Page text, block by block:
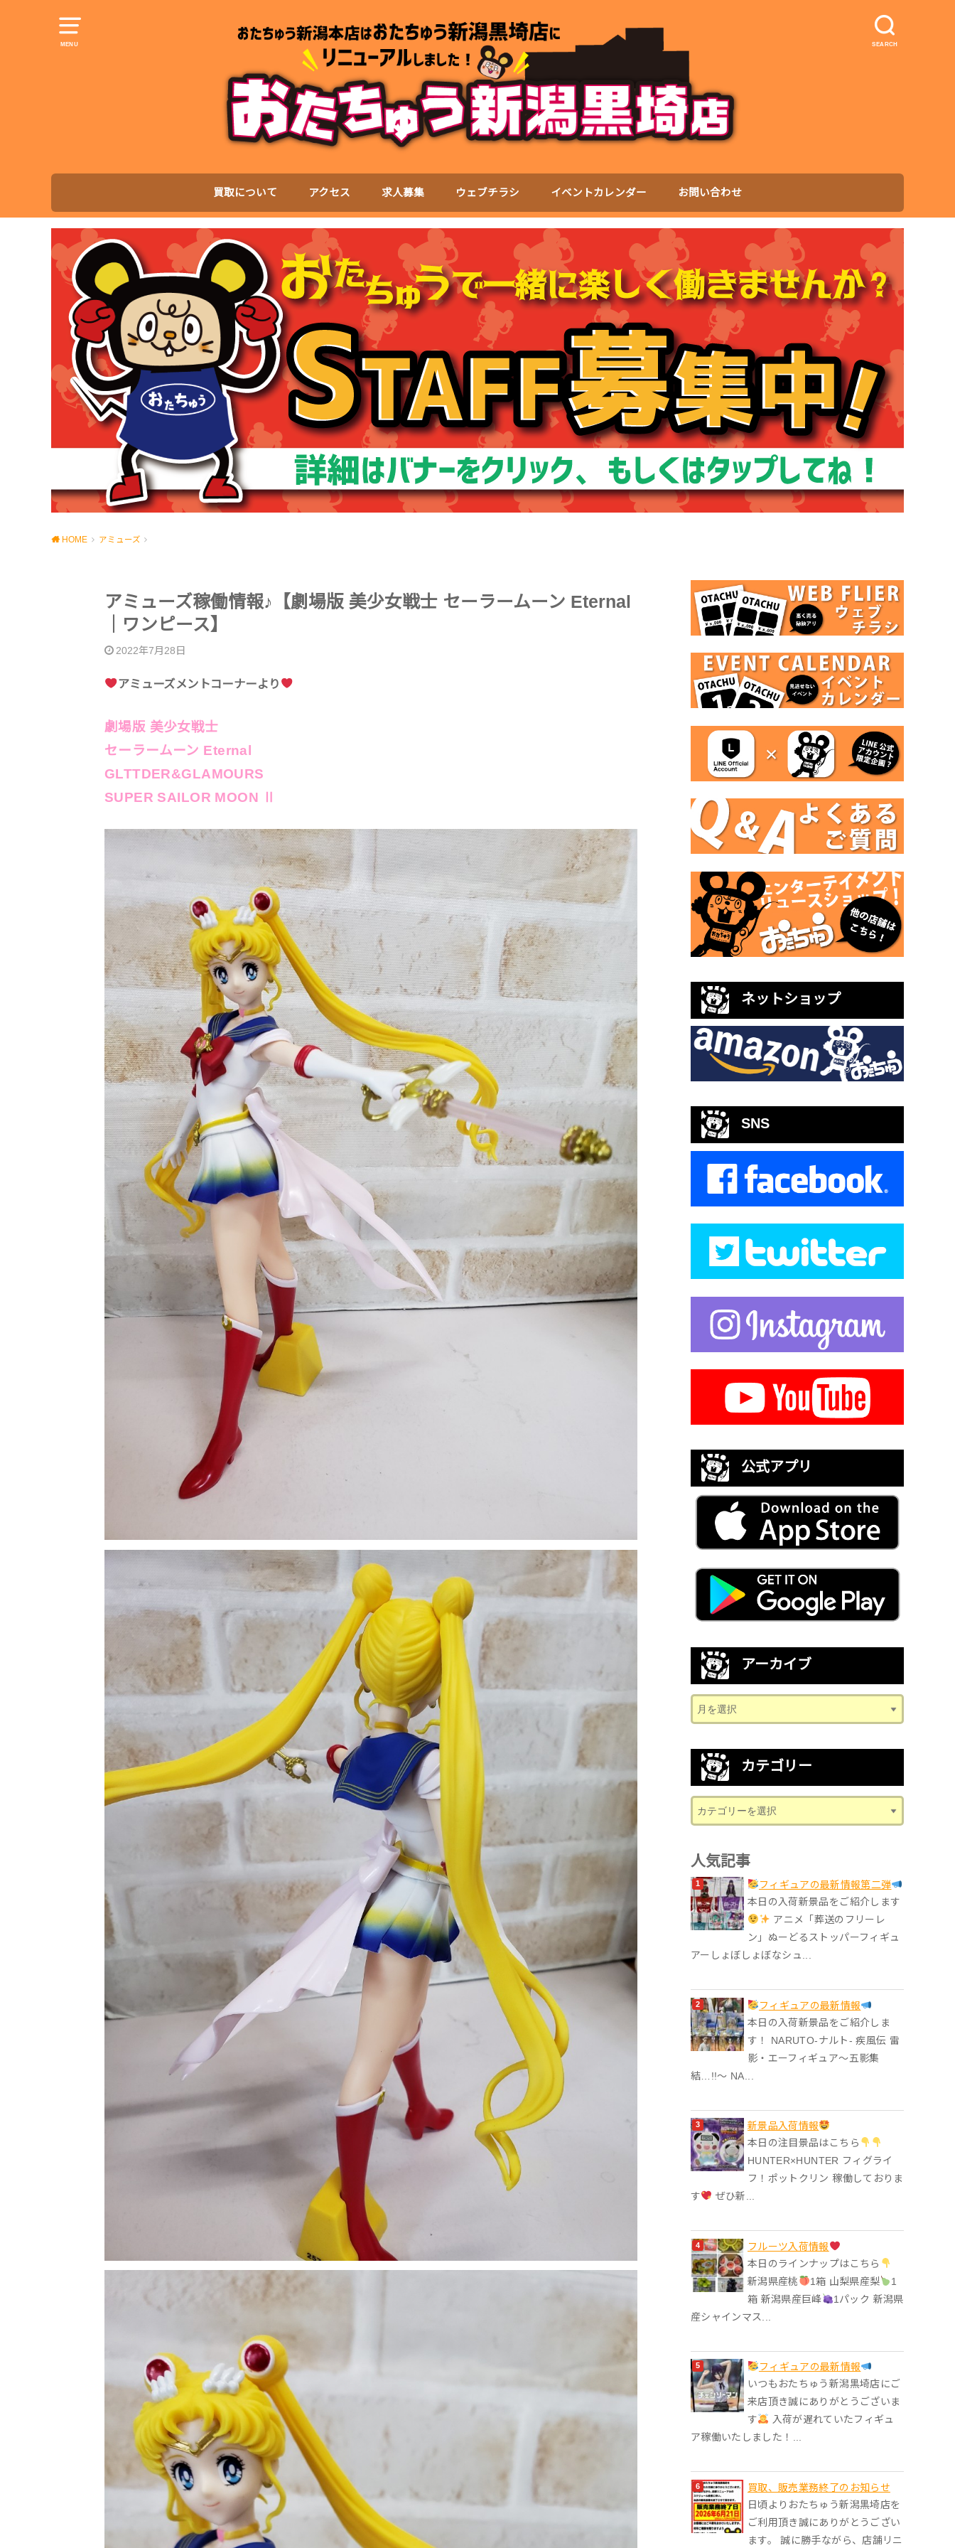
MENU SEARCH
買取について アクセス 求人募集 ウェブチラシ イベントカレンダー お問い合わせ
HOME アミューズ
アミューズ稼働情報♪【劇場版 美少女戦士 セーラームーン Eternal
｜ワンピース】
2022年7月28日
アミューズメントコーナーより
劇場版 美少女戦士
セーラームーン Eternal
GLTTDER&GLAMOURS
SUPER SAILOR MOON Ⅱ
ネットショップ
SNS
公式アプリ
アーカイブ
カテゴリー
人気記事
フィギュアの最新情報第二弾
本日の入荷新景品をご紹介します
アニメ「葬送のフリーレ
ン」ぬーどるストッパーフィギュ
アーしょぼしょぼなシュ...
フィギュアの最新情報
本日の入荷新景品をご紹介しま
す！ NARUTO-ナルト- 疾風伝 雷
影・エーフィギュア～五影集
結…!!～ NA...
‎新景品入荷情報
本日の注目景品はこちら
HUNTER×HUNTER フィグライ
フ！ポットクリン 稼働しておりま
す
ぜひ新...
フルーツ入荷情報
本日のラインナップはこちら
新潟県産桃
1箱 山梨県産梨
1
箱 新潟県産巨峰
1パック 新潟県
産シャインマス...
フィギュアの最新情報
いつもおたちゅう新潟黒埼店にご
来店頂き誠にありがとうございま
す
入荷が遅れていたフィギュ
ア稼働いたしました！...
買取、販売業務終了のお知らせ
日頃よりおたちゅう新潟黒埼店を
ご利用頂き誠にありがとうござい
ます。 誠に勝手ながら、店舗リニ